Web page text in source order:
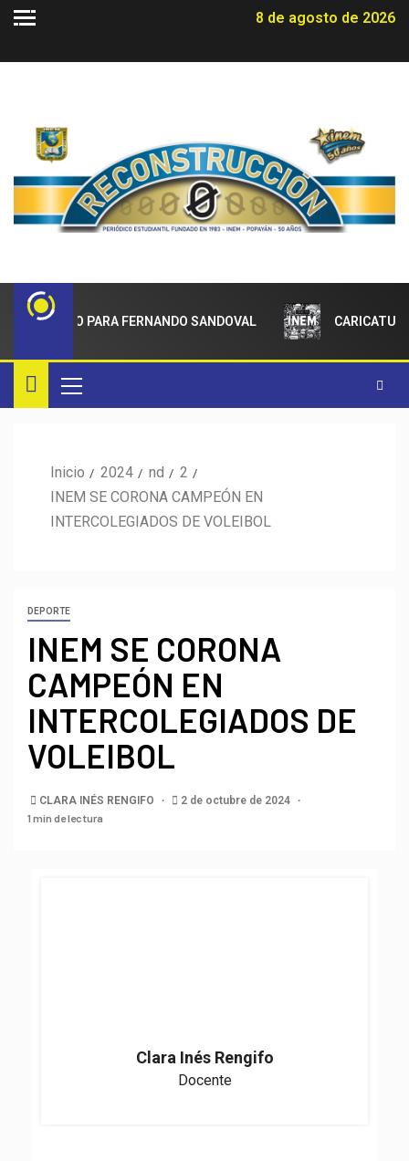
8 de agosto de 2026
PARA FERNANDO SANDOVAL
Inicio 2024 nd
2
INEM SE CORONA CAMPEÓN EN
INTERCOLEGIADOS DE VOLEIBOL
DEPORTE
INEM SE CORONA
CAMPEÓN EN
INTERCOLEGIADOS DE
VOLEIBOL
CLARA INÉS RENGIFO
2 de octubre de 2024
1 min de lectura
Clara Inés Rengifo
Docente